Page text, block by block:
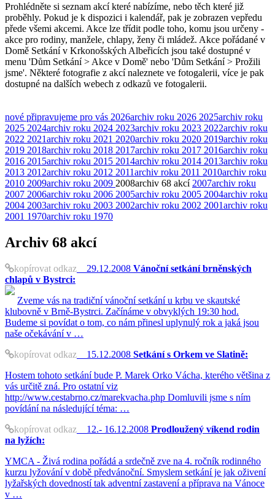
Prohlédněte si seznam akcí které nabízíme, nebo těch které již
proběhly. Pokud je k dispozici i kalendář, pak je zobrazen vepředu
přede všemi akcemi. Akce lze třídit podle toho, komu jsou určeny -
akce pro rodiny, manžele, chlapy, ženy či mládež. Akce pořádané v
Domě Setkání v Krkonošských Albeřicích jsou také dostupné v
menu 'Dům Setkání > Akce v Domě' nebo 'Dům Setkání > Prožili
jsme'. Některé fotografie z akcí naleznete ve fotogalerii, více je pak
dostupné na dalších webech z odkazů ve fotogalerii.
nové připravujeme pro vás 2026archiv roku 2026 2025archiv roku
2025 2024archiv roku 2024 2023archiv roku 2023 2022archiv roku
2022 2021archiv roku 2021 2020archiv roku 2020 2019archiv roku
2019 2018archiv roku 2018 2017archiv roku 2017 2016archiv roku
2016 2015archiv roku 2015 2014archiv roku 2014 2013archiv roku
2013 2012archiv roku 2012 2011archiv roku 2011 2010archiv roku
2010 2009archiv roku 2009 2008archiv 68 akcí 2007archiv roku
2007 2006archiv roku 2006 2005archiv roku 2005 2004archiv roku
2004 2003archiv roku 2003 2002archiv roku 2002 2001archiv roku
2001 1970archiv roku 1970
Archiv 68 akcí
kopírovat odkaz 29.12.2008 Vánoční setkání brněnských
chlapů v Bystrci:
Zveme vás na tradiční vánoční setkání u krbu ve skautské
klubovně v Brně-Bystrci. Začínáme v obvyklých 19:30 hod.
Budeme si povídat o tom, co nám přinesl uplynulý rok a jaká jsou
naše očekávání v …
kopírovat odkaz 15.12.2008 Setkání s Orkem ve Slatině:
Hostem tohoto setkání bude P. Marek Orko Vácha, kterého většina z
vás určitě zná. Pro ostatní viz
http://www.cestabrno.cz/marekvacha.php Domluvili jsme s ním
povídání na následující téma: …
kopírovat odkaz 12.- 16.12.2008 Prodloužený víkend rodin
na lyžích:
YMCA - Živá rodina pořádá a srdečně zve na 4. ročník rodinného
kurzu lyžování v době předvánoční. Smyslem setkání je jak oživení
lyžařských dovedností tak adventní zastavení a příprava na Vánoce
v …